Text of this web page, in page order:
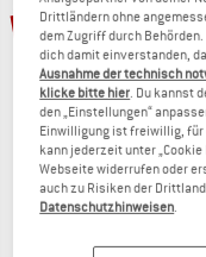
bis 25%
ALPINA
Velohelm
Drittländern ohne
dem Zugriff durch
dich damit einverstanden,
Ausnahme der technisch
klicke bitte hier. Du kannst
den „Einstellungen“
Einwilligung ist freiwillig, für
kann jederzeit unter
Webseite widerrufen oder
auch zu Risiken der
Datenschutzhinweisen.